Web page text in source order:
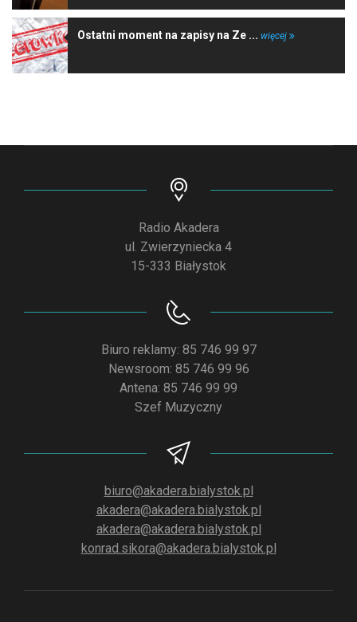
Ostatni moment na zapisy na Ze ... więcej
Radio Akadera
ul. Zwierzyniecka 4
15-333 Białystok
Biuro reklamy: 85 746 99 97
Newsroom: 85 746 99 96
Antena: 85 746 99 99
Szef Muzyczny
biuro@akadera.bialystok.pl
akadera@akadera.bialystok.pl
akadera@akadera.bialystok.pl
konrad.sikora@akadera.bialystok.pl